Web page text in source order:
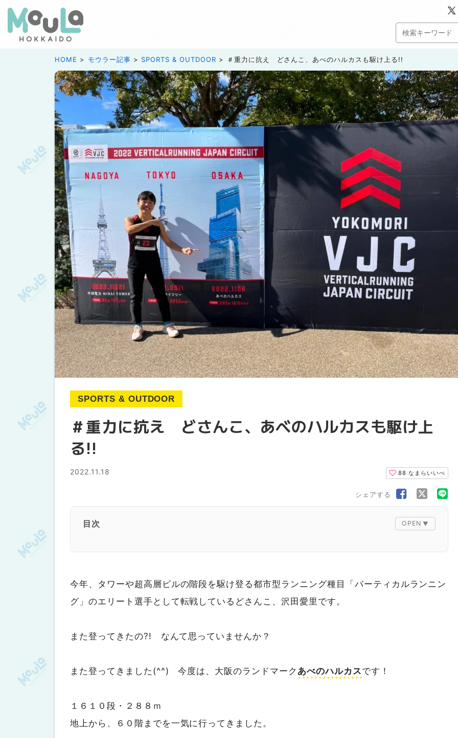
HOME モウラー記事 SPORTS & OUTDOOR ＃重力に抗え どさんこ、あべのハルカスも駆け上る!!
SPORTS & OUTDOOR
＃重力に抗え どさんこ、あべのハルカスも駆け上
る!!
2022.11.18 88 なまらいいべ
シェアする
目次
今年、タワーや超高層ビルの階段を駆け登る都市型ランニング種目「バーティカルランニン
グ」のエリート選手として転戦しているどさんこ、沢田愛里です。
また登ってきたの?! なんて思っていませんか？
また登ってきました(^^) 今度は、大阪のランドマーク あべのハルカスです！
１６１０段・２８８ｍ
地上から、６０階までを一気に行ってきました。